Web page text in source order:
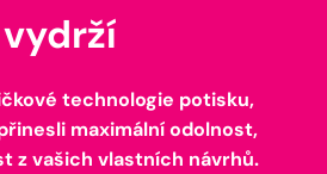
vydrží
technologie potisku,
maximální odolnost,
z vašich vlastních návrhů.